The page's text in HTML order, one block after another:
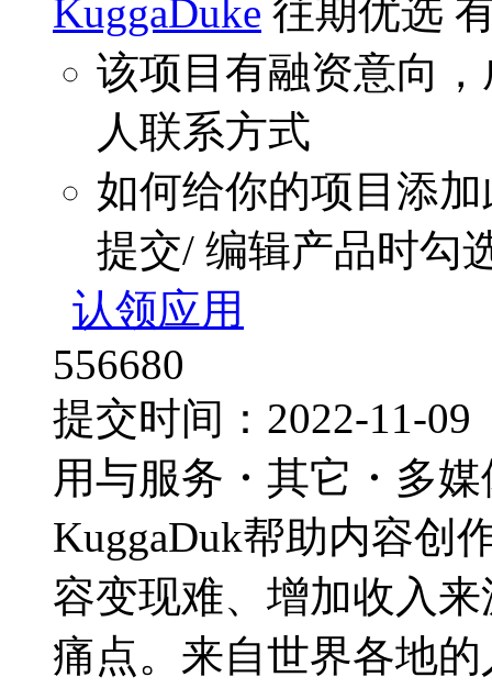
KuggaDuke 往期优选
该项目有融资意向
人联系方式
如何给你的项目添
提交/ 编辑产品时勾
认领应用
556680
提交时间：2022-11-
用与服务・其它・多
KuggaDuk帮助内容创
容变现难、增加收入
痛点。来自世界各地